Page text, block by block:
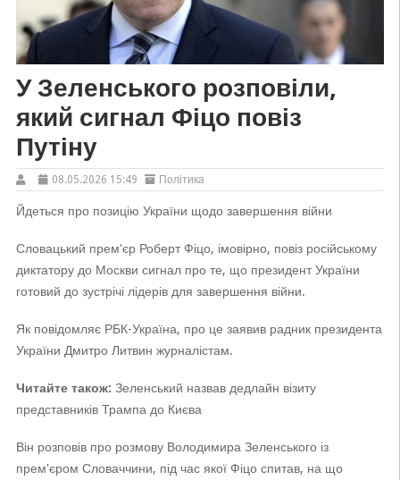
У Зеленського розповіли,
який сигнал Фіцо повіз
Путіну
08.05.2026 15:49 Політика
Йдеться про позицію України щодо завершення війни
Словацький прем'єр Роберт Фіцо, імовірно, повіз російському
диктатору до Москви сигнал про те, що президент України
готовий до зустрічі лідерів для завершення війни.
Як повідомляє РБК-Україна, про це заявив радник президента
України Дмитро Литвин журналістам.
Читайте також: Зеленський назвав дедлайн візиту
представників Трампа до Києва
Він розповів про розмову Володимира Зеленського із
прем'єром Словаччини, під час якої Фіцо спитав, на що